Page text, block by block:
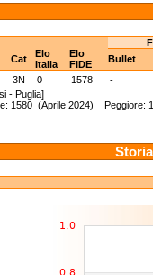
Cat
Elo
Italia
Elo
FIDE
Bullet
3N 0 1578
-
- Puglia]
1580 (Aprile 2024) Peggiore: